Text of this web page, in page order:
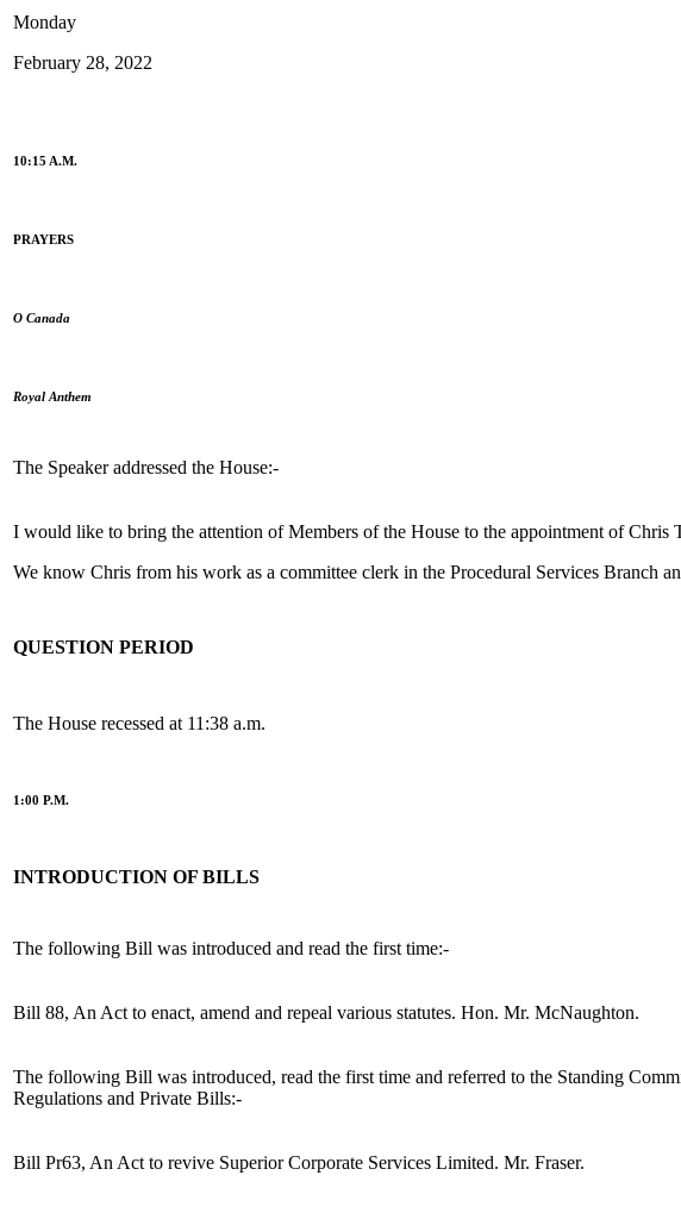
Monday
February 28, 2022
10:15 A.M.
PRAYERS
O Canada
Royal Anthem
The Speaker addressed the House:-
I would like to bring the attention of Members of the House to the appointment of Chris
We know Chris from his work as a committee clerk in the Procedural Services Branch
QUESTION PERIOD
The House recessed at 11:38 a.m.
1:00 P.M.
INTRODUCTION OF BILLS
The following Bill was introduced and read the first time:-
Bill 88, An Act to enact, amend and repeal various statutes. Hon. Mr. McNaughton.
The following Bill was introduced, read the first time and referred to the Standing
Regulations and Private Bills:-
Bill Pr63, An Act to revive Superior Corporate Services Limited. Mr. Fraser.